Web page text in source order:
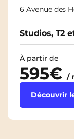
6 Avenue des
Studios, T2
À partir de
595€ /
Découvrir